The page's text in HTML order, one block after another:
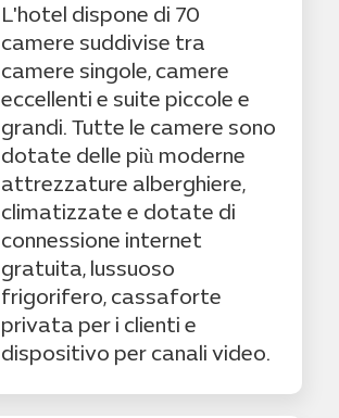
L'hotel dispone di 70
camere suddivise tra
camere singole, camere
eccellenti e suite piccole e
grandi. Tutte le camere sono
dotate delle più moderne
attrezzature alberghiere,
climatizzate e dotate di
connessione internet
gratuita, lussuoso
frigorifero, cassaforte
privata per i clienti e
dispositivo per canali video.